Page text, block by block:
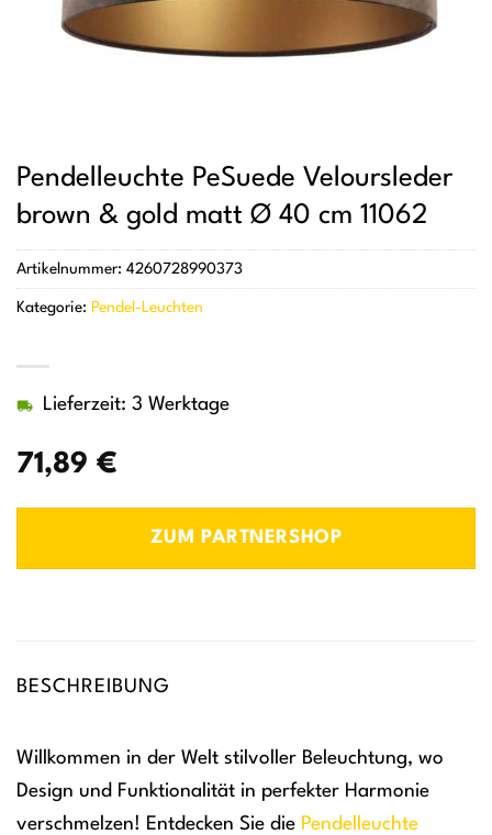
Pendelleuchte PeSuede Veloursleder
brown & gold matt Ø 40 cm 11062
71,89 €
Lieferzeit: 3 Werktage
ZUM PARTNERSHOP
Artikelnummer: 4260728990373
Kategorie: Pendel-Leuchten
BESCHREIBUNG
Willkommen in der Welt stilvoller Beleuchtung, wo
Design und Funktionalität in perfekter Harmonie
verschmelzen! Entdecken Sie die Pendelleuchte